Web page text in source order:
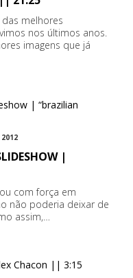
das melhores
nos últimos anos.
imagens que já
|
com força em
não poderia deixar de
assim,…